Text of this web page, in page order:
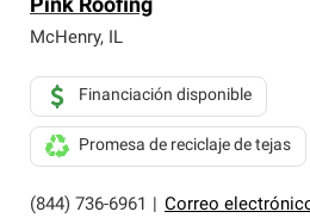
parte de una red exclusiva de
que cumplen con altos
Pink Roofing
McHenry, IL
(844) 736-6961 Correo
Financiación disponible
Promesa de reciclaje de tejas